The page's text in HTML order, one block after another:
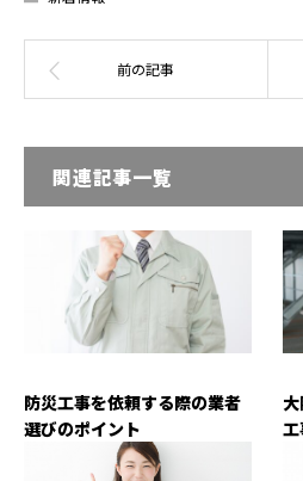
関連記事一覧
防災工事を依頼する際の業者
選びのポイント